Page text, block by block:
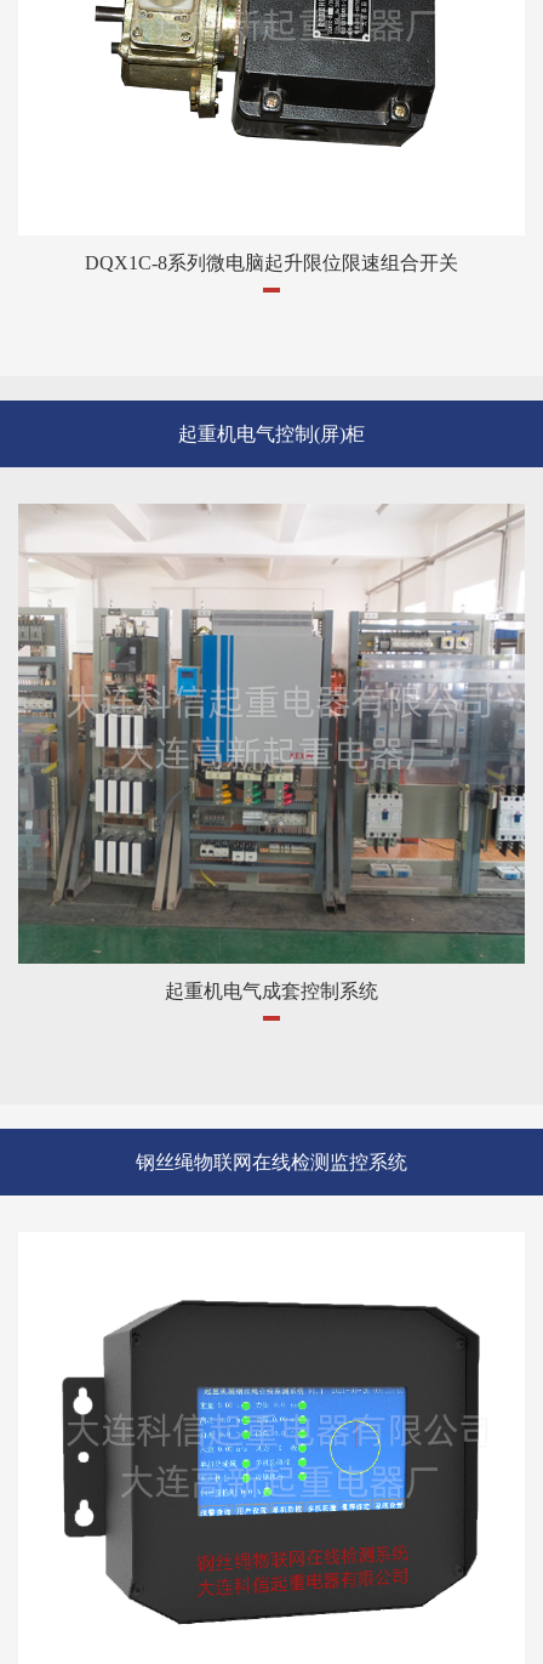
DQX1C-8系列微电脑起升限位限速组合开关
起重机电气控制(屏)柜
起重机电气成套控制系统
钢丝绳物联网在线检测监控系统